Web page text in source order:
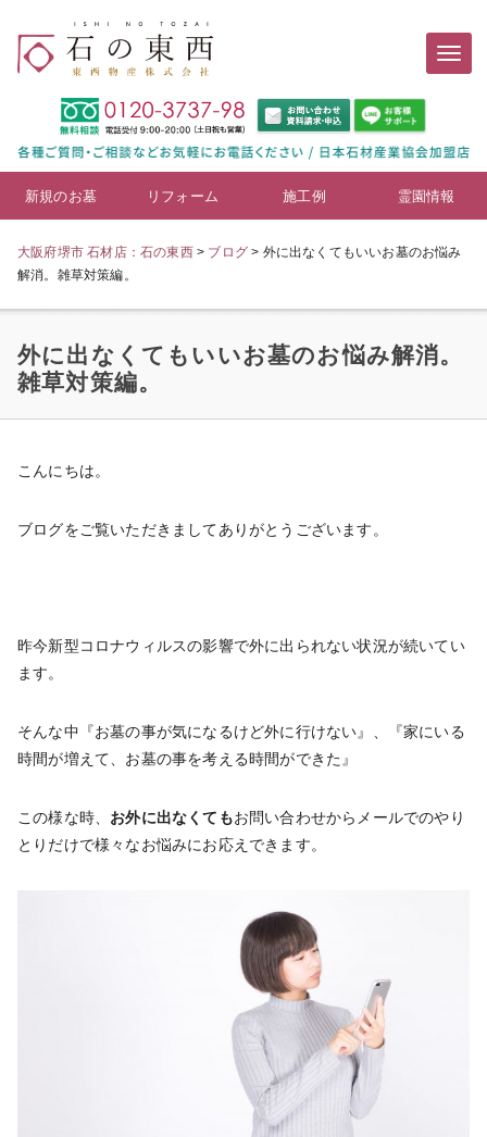
新規のお墓 リフォーム 施工例 霊園情報
大阪府堺市 石材店：石の東西> ブログ > 外に出なくてもいいお墓のお悩み
解消。雑草対策編。
外に出なくてもいいお墓のお悩み解消。
雑草対策編。
こんにちは。
ブログをご覧いただきましてありがとうございます。
昨今新型コロナウィルスの影響で外に出られない状況が続いてい
ます。
そんな中『お墓の事が気になるけど外に行けない』、『家にいる
時間が増えて、お墓の事を考える時間ができた』
この様な時、 お外に出なくてもお問い合わせからメールでのやり
とりだけで様々なお悩みにお応えできます。